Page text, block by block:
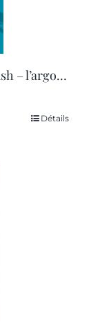
mini guide langues – l’anglais trash – l’argot et les insultes
Détails